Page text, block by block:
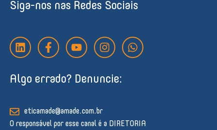
Siga-nos nas Redes Sociais
L
i
n
e
n
F
a
c
b
k
-
Y
o
u
u
I
n
s
a
m
W
h
a
Algo errado? Denuncie:
eticamade@amade.com.br
O responsável por esse canal é a DIRETORIA